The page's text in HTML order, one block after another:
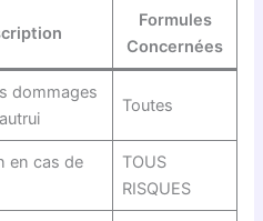
Formules
Concernées
dommages
Toutes
en cas de
TOUS
RISQUES